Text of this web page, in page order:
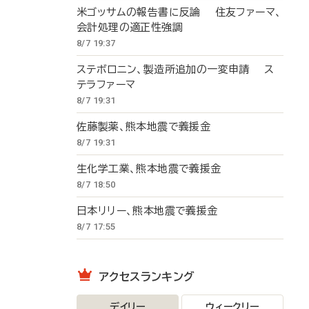
米ゴッサムの報告書に反論 住友ファーマ、
会計処理の適正性強調
8/7 19:37
ステボロニン、製造所追加の一変申請 ス
テラファーマ
8/7 19:31
佐藤製薬、熊本地震で義援金
8/7 19:31
生化学工業、熊本地震で義援金
8/7 18:50
日本リリー、熊本地震で義援金
8/7 17:55
アクセスランキング
デイリー ウィークリー